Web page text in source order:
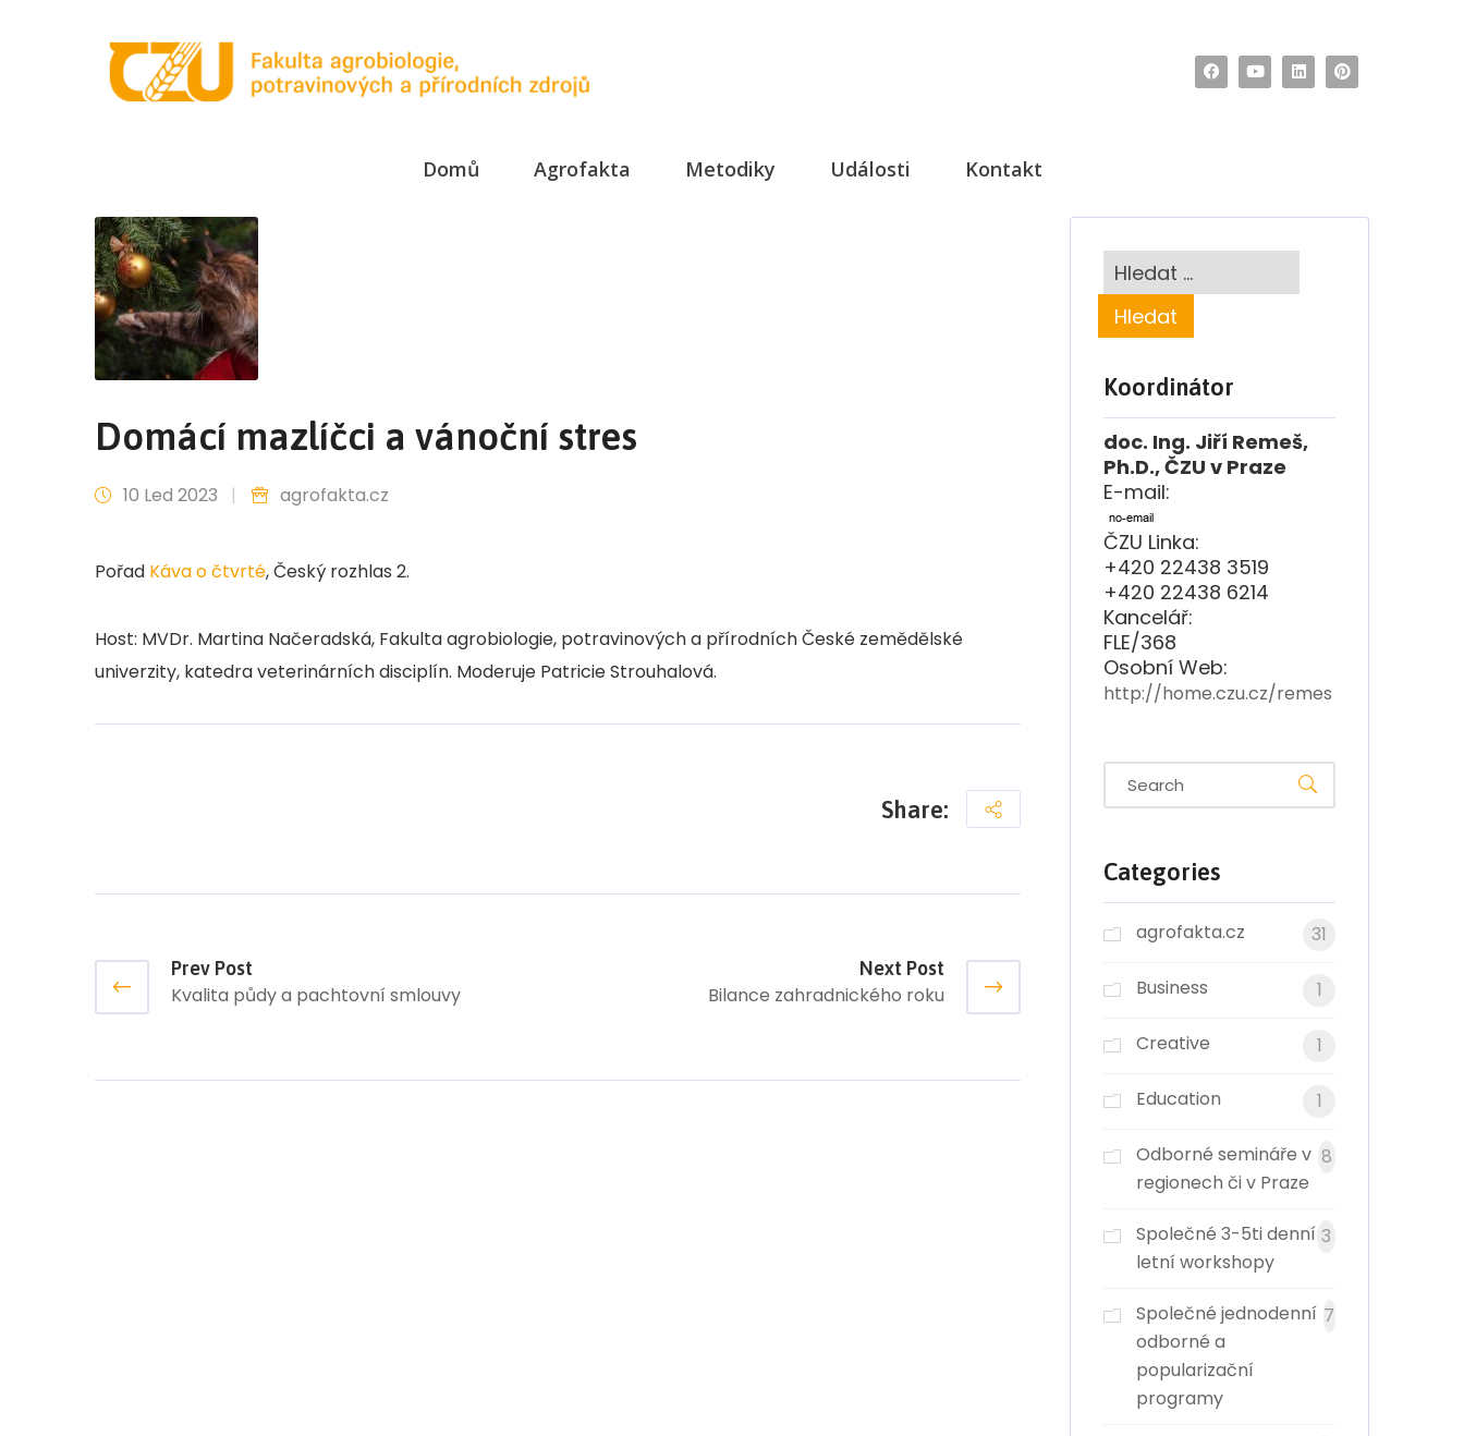
Domů Agrofakta Metodiky Události Kontakt
Domácí mazlíčci a vánoční stres
10 Led 2023 | agrofakta.cz
Pořad Káva o čtvrté, Český rozhlas 2.
Host: MVDr. Martina Načeradská, Fakulta agrobiologie, potravinových a přírodních České zemědělské
univerzity, katedra veterinárních disciplín. Moderuje Patricie Strouhalová.
Share:
Prev Post
Kvalita půdy a pachtovní smlouvy
Next Post
Bilance zahradnického roku
Koordinátor
doc. Ing. Jiří Remeš,
Ph.D., ČZU v Praze
E-mail:
ČZU Linka:
+420 22438 3519
+420 22438 6214
Kancelář:
FLE/368
Osobní Web:
http://home.czu.cz/remes
Categories
agrofakta.cz 31
Business 1
Creative 1
Education 1
Odborné semináře v
regionech či v Praze
8
Společné 3-5ti denní
letní workshopy
3
Společné jednodenní
odborné a
popularizační
programy
7